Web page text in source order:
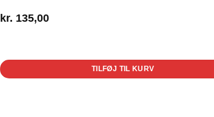
kr. 135,00
TILFØJ TIL KURV